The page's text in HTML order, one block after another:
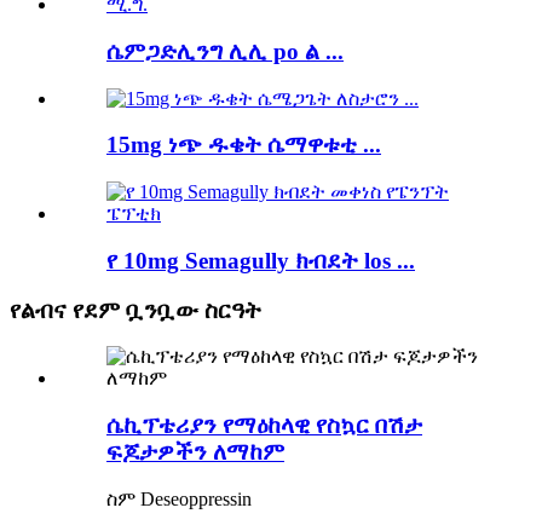
ሴምጋድሊንግ ሊሊ po ል ...
15mg ነጭ ዱቄት ሴማዋቱቲ ...
የ 10mg Semagully ክብደት los ...
የልብና የደም ቧንቧው ስርዓት
ሴኪፕቴሪያን የማዕከላዊ የስኳር በሽታ
ፍጆታዎችን ለማከም
ስም Deseoppressin